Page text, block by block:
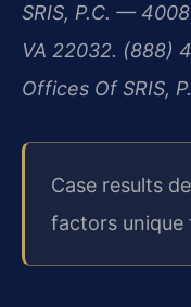
SRIS, P.C. —
VA 22032. (888)
Offices Of SRIS,
Case results
factors unique